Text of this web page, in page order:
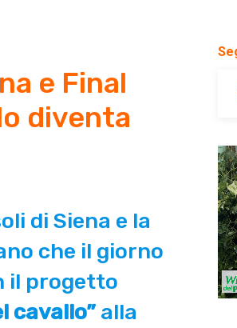
e Final
diventa
di Siena e la
che il giorno
il progetto
cavallo” alla